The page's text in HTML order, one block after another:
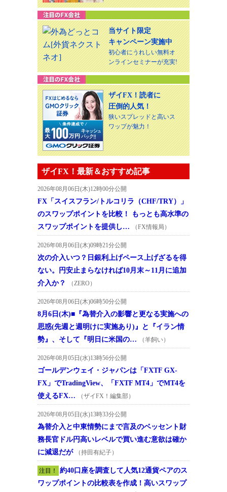
当サイト限定
キャンペーン実施中
初心者にうれしい無料オ
ンラインセミナーが充実!
ザイFX！読者に
圧倒的人気！
狭いスプレッドと高いス
ワップが魅力！
ザイFX！最新＆おすすめ記事
2026年08月06日(木)12時00分公開
FX「スイスフラン/トルコリラ（CHF/TRY）」
のスワップポイントを比較！ もっとも高水準の
スワップポイントを提供し…
（FX情報局）
2026年08月06日(木)09時21分公開
次の介入いつ？日銀利上げペース上げざるを得
ない。円安止まらなければ10月末～11月に追加
介入か？
（ZERO）
2026年08月06日(木)06時50分公開
8月6日(木)■『為替介入の影響と更なる実施への
思惑(先週と週明けに実施あり)』と『イラン情
勢』、そして『明日に米国の…
（羊飼い）
2026年08月05日(水)13時56分公開
ゴールデンウェイ・ジャパンは「FXTF GX-
FX」でTradingView、「FXTF MT4」でMT4を
使えるFX…
（ザイFX！編集部）
2026年08月05日(水)13時33分公開
為替介入と中東情勢にまで言及のベッセント財
務長官ドル円高いレベルで買い進む意欲は確か
に減退だが
（持田有紀子）
注目！
約40口座を調査して人気12通貨ペアのス
ワップポイントの比較表を作成！高いスワップ